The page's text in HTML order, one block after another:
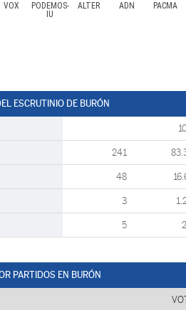
VOX
PODEMOS-
IU
ALTER ADÑ PACMA
ESCRUTINIO DE BURÓN
241
48
3
5
PARTIDOS EN BURÓN